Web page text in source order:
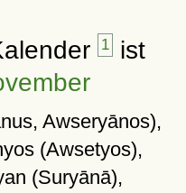
1 ist
Awseryānos),
(Awsetyos),
(Suryānā),